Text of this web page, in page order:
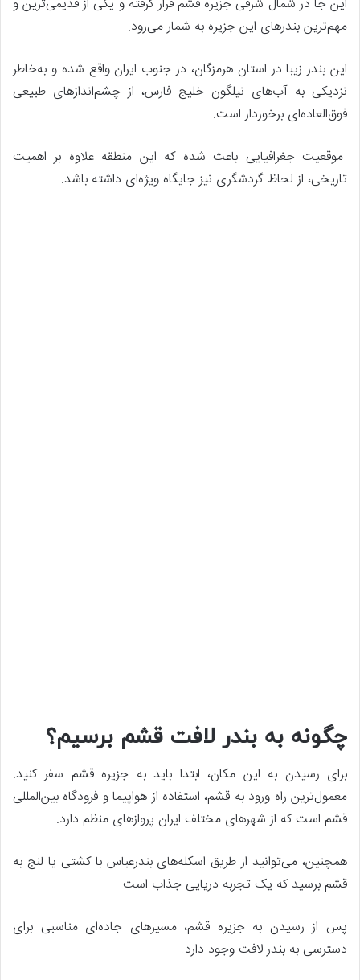
این جا در شمال شرقی جزیره قشم قرار گرفته و یکی از قدیمی‌ترین و
مهم‌ترین بندرهای این جزیره به شمار می‌رود.
این بندر زیبا در استان هرمزگان، در جنوب ایران واقع شده و به‌خاطر
نزدیکی به آب‌های نیلگون خلیج فارس، از چشم‌اندازهای طبیعی
فوق‌العاده‌ای برخوردار است.
موقعیت جغرافیایی باعث شده که این منطقه علاوه بر اهمیت
تاریخی، از لحاظ گردشگری نیز جایگاه ویژه‌ای داشته باشد.
چگونه به بندر لافت قشم برسیم؟
برای رسیدن به این مکان، ابتدا باید به جزیره قشم سفر کنید.
معمول‌ترین راه ورود به قشم، استفاده از هواپیما و فرودگاه بین‌المللی
قشم است که از شهرهای مختلف ایران پروازهای منظم دارد.
همچنین، می‌توانید از طریق اسکله‌های بندرعباس با کشتی یا لنج به
قشم برسید که یک تجربه دریایی جذاب است.
پس از رسیدن به جزیره قشم، مسیرهای جاده‌ای مناسبی برای
دسترسی به بندر لافت وجود دارد.